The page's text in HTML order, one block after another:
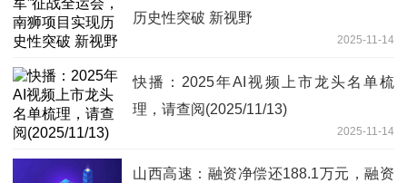
历史性突破 新视野
2025-11-14
快播：2025年AI视频上市龙头名单梳
理，请查阅(2025/11/13)
2025-11-14
山西高速：融资净偿还188.1万元，融资